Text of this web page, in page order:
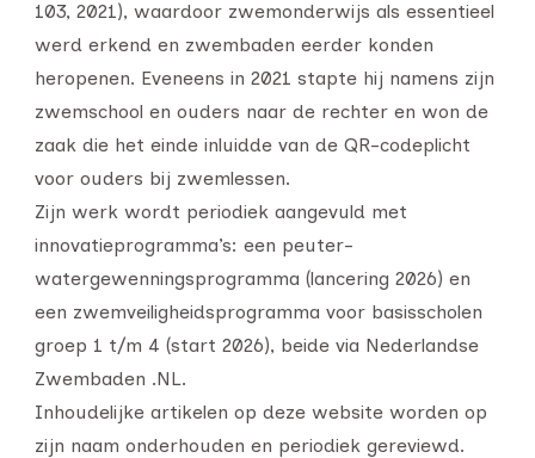
103, 2021), waardoor zwemonderwijs als essentieel
werd erkend en zwembaden eerder konden
heropenen. Eveneens in 2021 stapte hij namens zijn
zwemschool en ouders naar de rechter en won de
zaak die het einde inluidde van de QR-codeplicht
voor ouders bij zwemlessen.
Zijn werk wordt periodiek aangevuld met
innovatieprogramma’s: een peuter-
watergewenningsprogramma (lancering 2026) en
een zwemveiligheidsprogramma voor basisscholen
groep 1 t/m 4 (start 2026), beide via Nederlandse
Zwembaden .NL.
Inhoudelijke artikelen op deze website worden op
zijn naam onderhouden en periodiek gereviewd.